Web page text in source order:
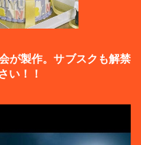
が製作。サブスクも解禁
い！！